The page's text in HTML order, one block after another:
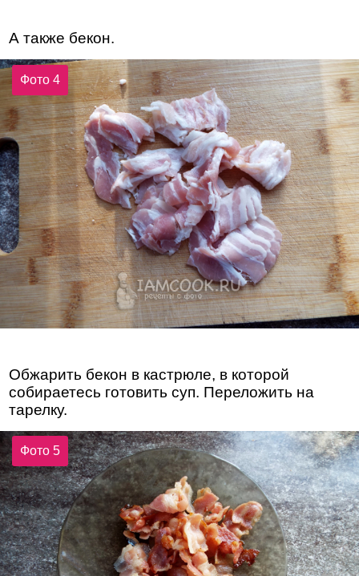
А также бекон.
Фото 4
Обжарить бекон в кастрюле, в которой
собираетесь готовить суп. Переложить на
тарелку.
Фото 5